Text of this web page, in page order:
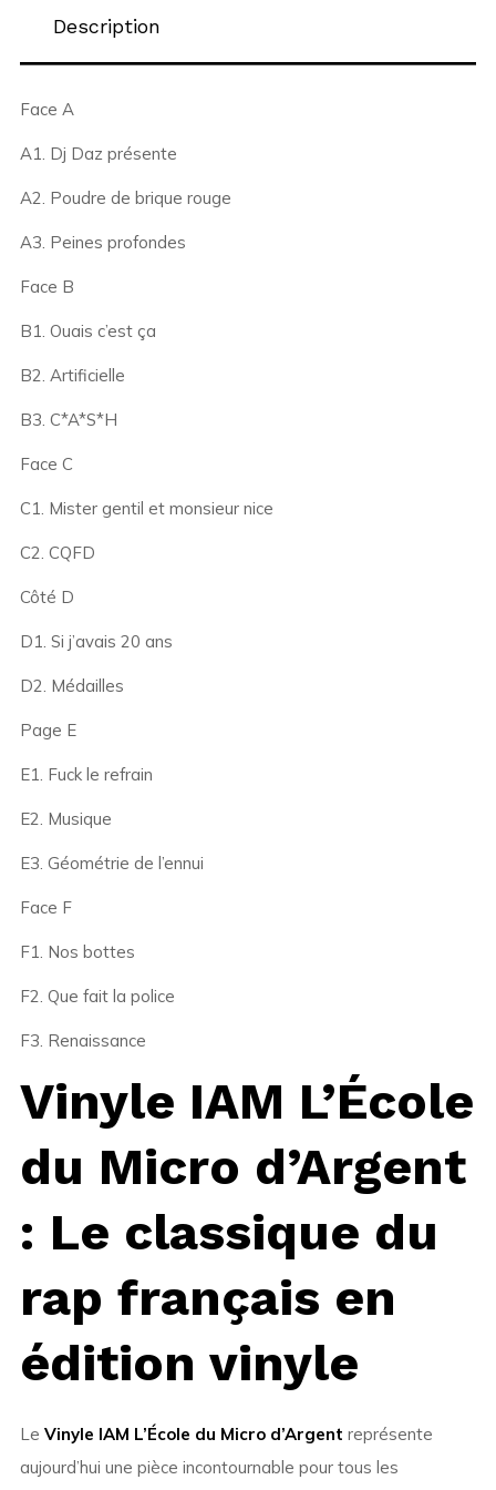
Description
Face A
A1. Dj Daz présente
A2. Poudre de brique rouge
A3. Peines profondes
Face B
B1. Ouais c’est ça
B2. Artificielle
B3. C*A*S*H
Face C
C1. Mister gentil et monsieur nice
C2. CQFD
Côté D
D1. Si j’avais 20 ans
D2. Médailles
Page E
E1. Fuck le refrain
E2. Musique
E3. Géométrie de l’ennui
Face F
F1. Nos bottes
F2. Que fait la police
F3. Renaissance
Vinyle IAM L’École
du Micro d’Argent
: Le classique du
rap français en
édition vinyle
Le Vinyle IAM L’École du Micro d’Argent représente
aujourd’hui une pièce incontournable pour tous les